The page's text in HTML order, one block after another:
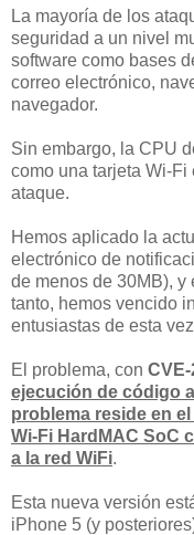
La mayoría de los
seguridad a un nivel
software como bases
correo electrónico,
navegador.
Sin embargo, la CPU
como una tarjeta Wi-Fi
ataque.
Hemos aplicado la
electrónico de
de menos de 30MB), y
tanto, hemos vencido
entusiastas de esta
El problema, con
ejecución de código
problema reside en
Wi-Fi HardMAC SoC
a la red WiFi.
Esta nueva versión
iPhone 5 (y